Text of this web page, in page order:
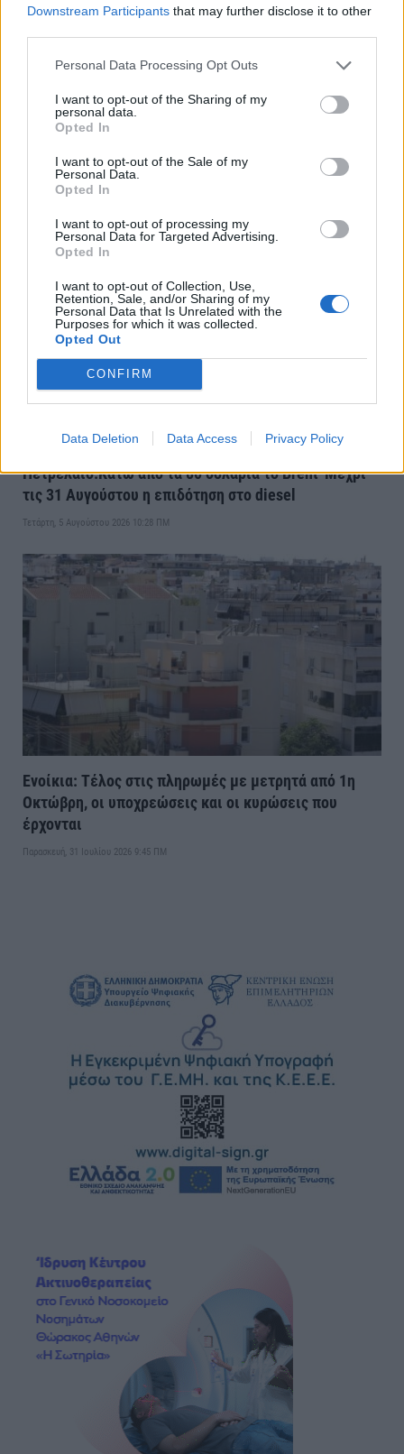
Downstream Participants that may further disclose it to other
Personal Data Processing Opt Outs
I want to opt-out of the Sharing of my
personal data.
Opted In
I want to opt-out of the Sale of my
Personal Data.
Opted In
I want to opt-out of processing my
Personal Data for Targeted Advertising.
Opted In
I want to opt-out of Collection, Use,
Retention, Sale, and/or Sharing of my
Personal Data that Is Unrelated with the
Purposes for which it was collected.
Opted Out
CONFIRM
Data Deletion Data Access Privacy Policy
Άνω των 20 δισ. ευρώ οι ρυθμίσεις οφειλών από την
έναρξη λειτουργίας της πλατφόρμας
Πετρέλαιο:Κάτω από τα 80 δολάρια το Brent-Μέχρι
τις 31 Αυγούστου η επιδότηση στο diesel
Τετάρτη, 5 Αυγούστου 2026 10:28 ΠΜ
Ενοίκια: Τέλος στις πληρωμές με μετρητά από 1η
Οκτώβρη, οι υποχρεώσεις και οι κυρώσεις που
έρχονται
Παρασκευή, 31 Ιουλίου 2026 9:45 ΠΜ